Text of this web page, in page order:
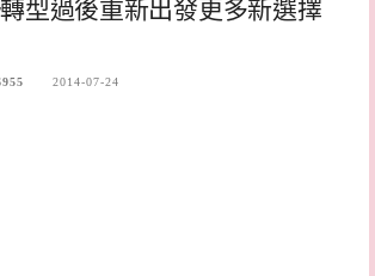
型過後重新出發更多新選擇
2014-07-24